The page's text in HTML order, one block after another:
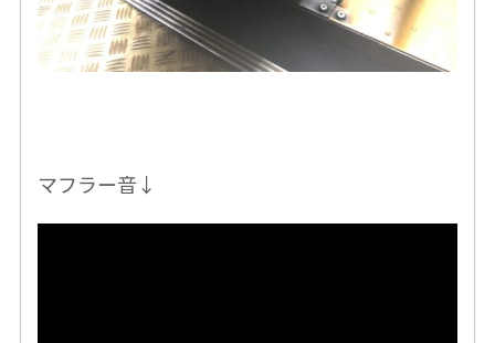
マフラー音↓